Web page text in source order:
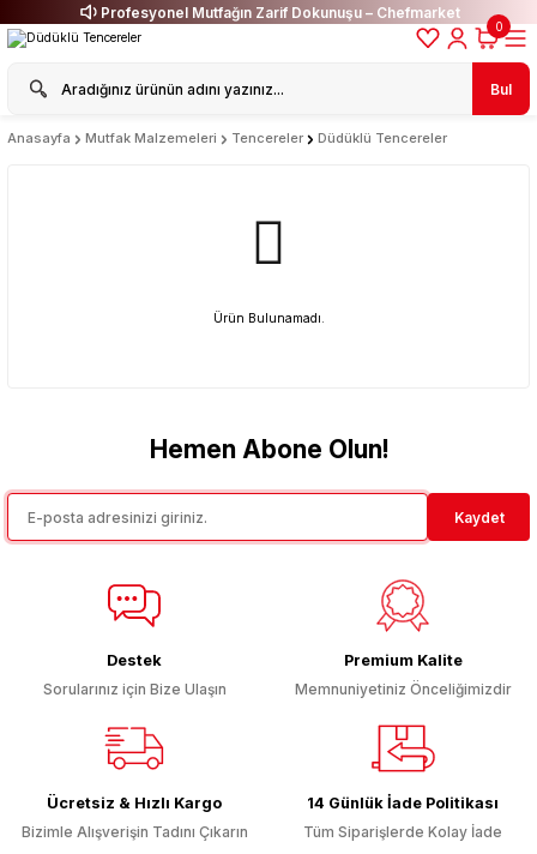
Profesyonel Mutfağın Zarif Dokunuşu – Chefmarket
Bul
0
Anasayfa Mutfak Malzemeleri Tencereler Düdüklü Tencereler
Ürün Bulunamadı.
Hemen Abone Olun!
Kaydet
Destek
Sorularınız için Bize Ulaşın
Premium Kalite
Memnuniyetiniz Önceliğimizdir
Ücretsiz & Hızlı Kargo
Bizimle Alışverişin Tadını Çıkarın
14 Günlük İade Politikası
Tüm Siparişlerde Kolay İade